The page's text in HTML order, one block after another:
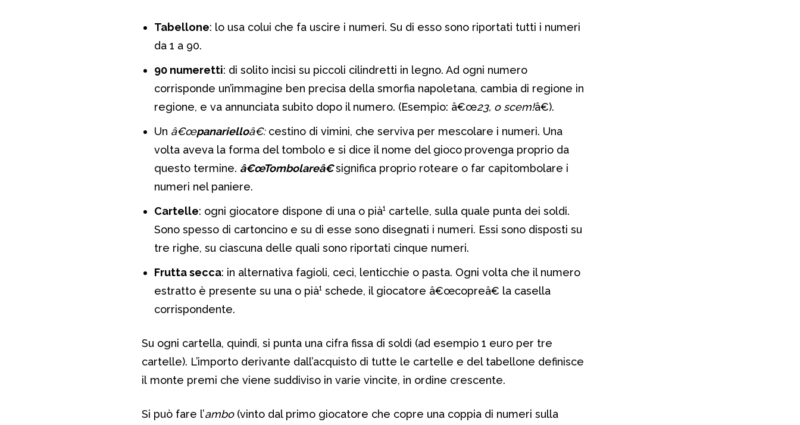
Tabellone: lo usa colui che fa uscire i numeri. Su di esso sono riportati tutti i numeri
da 1 a 90.
90 numeretti: di solito incisi su piccoli cilindretti in legno. Ad ogni numero
corrisponde un’immagine ben precisa della smorfia napoletana, cambia di regione in
regione, e va annunciata subito dopo il numero. (Esempio: â€œ23, o scem!â€).
Un â€œpanarielloâ€:cestino di vimini, che serviva per mescolare i numeri. Una
volta aveva la forma del tombolo e si dice il nome del gioco provenga proprio da
questo termine. â€œTombolareâ€significa proprio roteare o far capitombolare i
numeri nel paniere.
Cartelle: ogni giocatore dispone di una o pià¹ cartelle, sulla quale punta dei soldi.
Sono spesso di cartoncino e su di esse sono disegnati i numeri. Essi sono disposti su
tre righe, su ciascuna delle quali sono riportati cinque numeri.
Frutta secca: in alternativa fagioli, ceci, lenticchie o pasta. Ogni volta che il numero
estratto è presente su una o pià¹ schede, il giocatore â€œcopreâ€ la casella
corrispondente.
Su ogni cartella, quindi, si punta una cifra fissa di soldi (ad esempio 1 euro per tre
cartelle). L’importo derivante dall’acquisto di tutte le cartelle e del tabellone definisce
il monte premi che viene suddiviso in varie vincite, in ordine crescente.
Si può fare l’ambo (vinto dal primo giocatore che copre una coppia di numeri sulla